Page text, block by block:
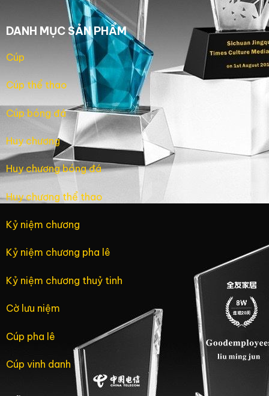
DANH MỤC SẢN PHẨM
Cúp
Cúp thể thao
Cúp bóng đá
Huy chương
Huy chương bóng đá
Huy chương thể thao
Kỷ niệm chương
Kỷ niệm chương pha lê
Kỷ niệm chương thuỷ tinh
Cờ lưu niệm
Cúp pha lê
Cúp vinh danh